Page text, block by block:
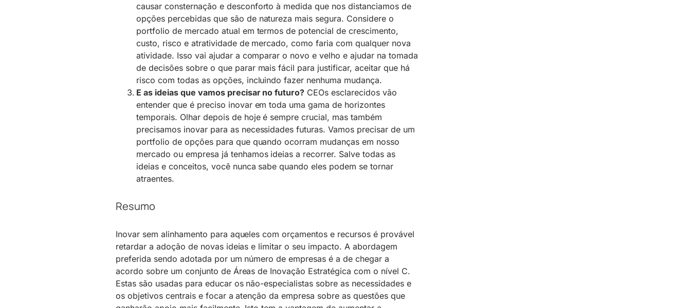
causar consternação e desconforto à medida que nos distanciamos de
opções percebidas que são de natureza mais segura. Considere o
portfolio de mercado atual em termos de potencial de crescimento,
custo, risco e atratividade de mercado, como faria com qualquer nova
atividade. Isso vai ajudar a comparar o novo e velho e ajudar na tomada
de decisões sobre o que parar mais fácil para justificar, aceitar que há
risco com todas as opções, incluindo fazer nenhuma mudança.
E as ideias que vamos precisar no futuro? CEOs esclarecidos vão
entender que é preciso inovar em toda uma gama de horizontes
temporais. Olhar depois de hoje é sempre crucial, mas também
precisamos inovar para as necessidades futuras. Vamos precisar de um
portfolio de opções para que quando ocorram mudanças em nosso
mercado ou empresa já tenhamos ideias a recorrer. Salve todas as
ideias e conceitos, você nunca sabe quando eles podem se tornar
atraentes.
Resumo
Inovar sem alinhamento para aqueles com orçamentos e recursos é provável
retardar a adoção de novas ideias e limitar o seu impacto. A abordagem
preferida sendo adotada por um número de empresas é a de chegar a
acordo sobre um conjunto de Áreas de Inovação Estratégica com o nível C.
Estas são usadas ​​para educar os não-especialistas sobre as necessidades e
os objetivos centrais e focar a atenção da empresa sobre as questões que